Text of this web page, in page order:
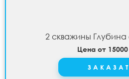
2 скважины
Цена от 15000